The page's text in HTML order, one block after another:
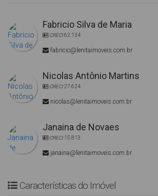
Fabricio Silva de Maria
CRECI62.134
fabricio@lenitaimoveis.com.br
Nicolas Antônio Martins
CRECI27.624
nicolas@lenitaimoveis.com.br
Janaina de Novaes
CRECI15.813
janaina@lenitaimoveis.com.br
Características do Imóvel